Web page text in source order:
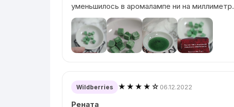
уменьшилось в аромалампе ни на миллиметр.
Wildberries ★★★★☆ 06.12.2022
Рената